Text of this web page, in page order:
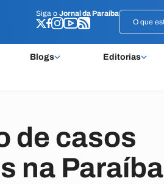
Siga o Jornal da Paraíba
Blogs Editorias
Siga o Jornal da Paraíba
de casos
na Paraíba